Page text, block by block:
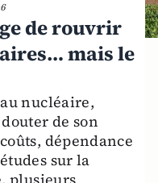
de rouvrir
mais le
nucléaire,
de son
dépendance
sur la